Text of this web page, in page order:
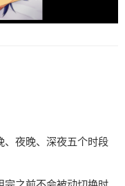
、夜晚、深夜五个时段